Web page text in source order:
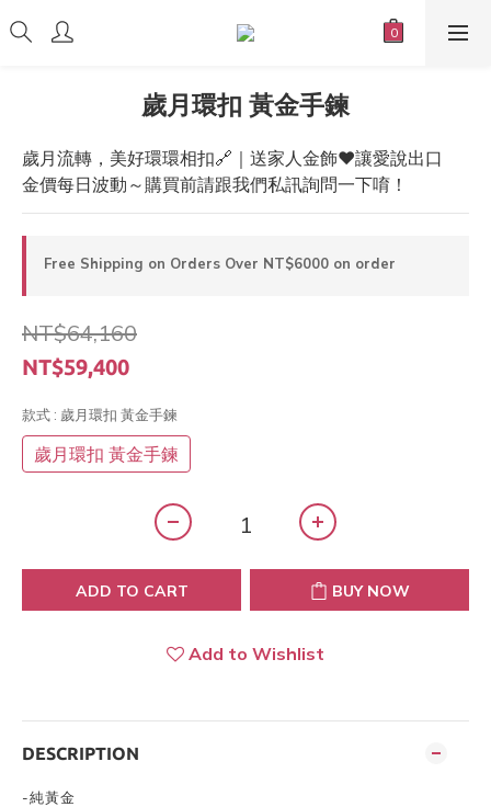
歲月環扣 黃金手鍊
歲月流轉，美好環環相扣🔗｜送家人金飾❤️讓愛說出口
金價每日波動～購買前請跟我們私訊詢問一下唷！
Free Shipping on Orders Over NT$6000 on order
NT$64,160
NT$59,400
款式 : 歲月環扣 黃金手鍊
歲月環扣 黃金手鍊
ADD TO CART BUY NOW
Add to Wishlist
DESCRIPTION
-純黃金